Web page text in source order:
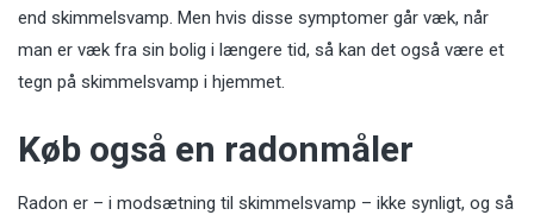
end skimmelsvamp. Men hvis disse symptomer går væk, når
man er væk fra sin bolig i længere tid, så kan det også være et
tegn på skimmelsvamp i hjemmet.
Køb også en radonmåler
Radon er – i modsætning til skimmelsvamp – ikke synligt, og så